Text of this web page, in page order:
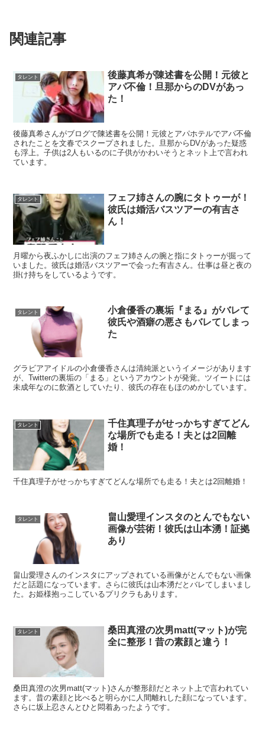
関連記事
タレント
後藤真希が陳述書を公開！元彼と
アパ不倫！旦那からのDVがあっ
た！
後藤真希さんがブログで陳述書を公開！元彼とアパホテルでアパ不倫
されたことを文春でスクープされました。旦那からDVがあった疑惑
も浮上。子供は2人もいるのに子供がかわいそうとネット上で言われ
ています。
タレント
フェフ姉さんの腕にタトゥーが！
彼氏は婚活バスツアーの有吉さ
ん！
月曜から夜ふかしに出演のフェフ姉さんの腕と指にタトゥーが掘って
いました。彼氏は婚活バスツアーで会った有吉さん。仕事は昼と夜の
掛け持ちをしているようです。
タレント
小倉優香の裏垢『まる』がバレて
彼氏や酒癖の悪さもバレてしまっ
た
グラビアアイドルの小倉優香さんは清純派というイメージがあります
が、Twitterの裏垢の「まる」というアカウントが発覚。ツイートには
未成年なのに飲酒としていたり、彼氏の存在もほのめかしています。
タレント
千住真理子がせっかちすぎてどん
な場所でも走る！夫とは2回離
婚！
千住真理子がせっかちすぎてどんな場所でも走る！夫とは2回離婚！
タレント
畠山愛理インスタのとんでもない
画像が芸術！彼氏は山本湧！証拠
あり
畠山愛理さんのインスタにアップされている画像がとんでもない画像
だと話題になっています。さらに彼氏は山本湧だとバレてしまいまし
た。お姫様抱っこしているプリクラもあります。
タレント
桑田真澄の次男matt(マット)が完
全に整形！昔の素顔と違う！
桑田真澄の次男matt(マット)さんが整形顔だとネット上で言われてい
ます。昔の素顔と比べると明らかに人間離れした顔になっています。
さらに坂上忍さんとひと悶着あったようです。